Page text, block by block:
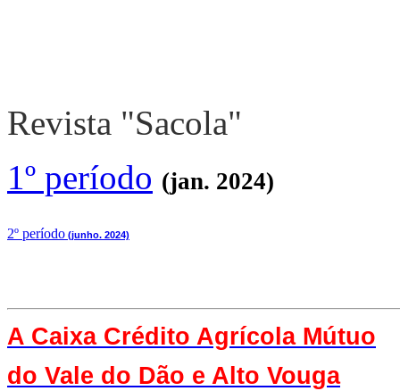
Revista "Sacola"
1º período (jan. 2024)
2º período (junho. 2024)
A Caixa Crédito Agrícola Mútuo
do Vale do Dão e Alto Vouga